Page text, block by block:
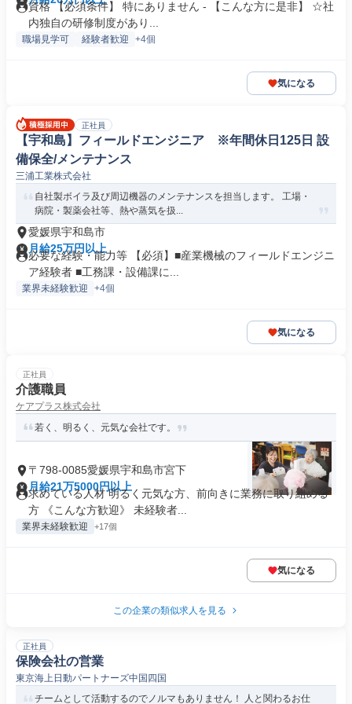
資格 【必須条件】 特にありません - 【こんな方に是非】 ☆社
内独自の研修制度があり...
職場見学可 経験者歓迎 +4個
気になる
正社員
【宇和島】フィールドエンジニア ※年間休日125日 設
備保全/メンテナンス
三浦工業株式会社
自社製ボイラ及び周辺機器のメンテナンスを担当します。 工場・
病院・製薬会社等、熱や蒸気を扱...
愛媛県宇和島市
月給25万円以上
必要な経験・能力等 【必須】■産業機械のフィールドエンジニ
ア経験者 ■工務課・設備課に...
業界未経験歓迎 +4個
気になる
正社員
介護職員
ケアプラス株式会社
若く、明るく、元気な会社です。
〒798-0085愛媛県宇和島市宮下
月給21万5000円以上
求めている人材 明るく元気な方、前向きに業務に取り組める
方 《こんな方歓迎》 未経験者...
業界未経験歓迎 +17個
気になる
この企業の類似求人を見る
正社員
保険会社の営業
東京海上日動パートナーズ中国四国
チームとして活動するのでノルマもありません！ 人と関わるお仕